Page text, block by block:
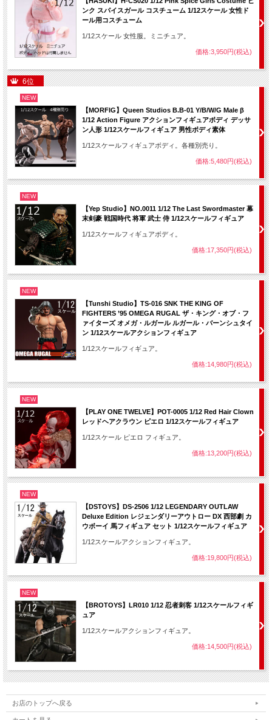
ンク スパイスガール コスチューム 1/12スケール 女性ド
ール用コスチューム
1/12スケール 女性服。ミニチュア。
価格:3,950円(税込)
6位
NEW
【MORFIG】Queen Studios B.B-01 Y/B/W/G Male β
1/12 Action Figure アクションフィギュアボディ デッサ
ン人形 1/12スケールフィギュア 男性ボディ素体
1/12スケールフィギュアボディ。各種別売り。
価格:5,480円(税込)
NEW
【Yep Studio】NO.0011 1/12 The Last Swordmaster 幕
末剣豪 戦国時代 将軍 武士 侍 1/12スケールフィギュア
1/12スケールフィギュアボディ。
価格:17,350円(税込)
NEW
【Tunshi Studio】TS-016 SNK THE KING OF
FIGHTERS ’95 OMEGA RUGAL ザ・キング・オブ・フ
ァイターズ オメガ・ルガール ルガール・バーンシュタイ
ン 1/12スケールアクションフィギュア
1/12スケールフィギュア。
価格:14,980円(税込)
NEW
【PLAY ONE TWELVE】POT-0005 1/12 Red Hair Clown
レッドヘアクラウン ピエロ 1/12スケールフィギュア
1/12スケール ピエロ フィギュア。
価格:13,200円(税込)
NEW
【DSTOYS】DS-2506 1/12 LEGENDARY OUTLAW
Deluxe Edition レジェンダリーアウトロー DX 西部劇 カ
ウボーイ 馬フィギュア セット 1/12スケールフィギュア
1/12スケールアクションフィギュア。
価格:19,800円(税込)
NEW
【BROTOYS】LR010 1/12 忍者刺客 1/12スケールフィギ
ュア
1/12スケールアクションフィギュア。
価格:14,500円(税込)
お店のトップへ戻る